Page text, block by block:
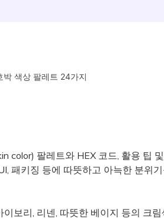
박 색상 팔레트 24가지
color) 팔레트와 HEX 코드, 활용 팁
패키징 등에 따뜻하고 아늑한 분위
보리, 리넨, 따뜻한 베이지 등의 크림